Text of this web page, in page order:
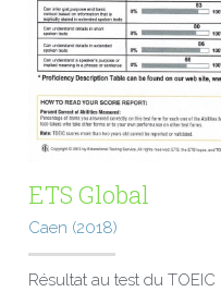
ETS Global
Caen (2018)
Résultat au test du TOEIC